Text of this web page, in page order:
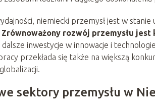
niemiecki przemysł jest w
Zrównoważony rozwój przemysłu
dalsze inwestycje w innowacje i
przekłada się także na większą
sektory przemysłu w